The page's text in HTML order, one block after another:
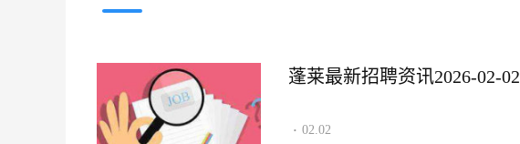
蓬莱最新招聘资讯2026-02-02
· 02.02